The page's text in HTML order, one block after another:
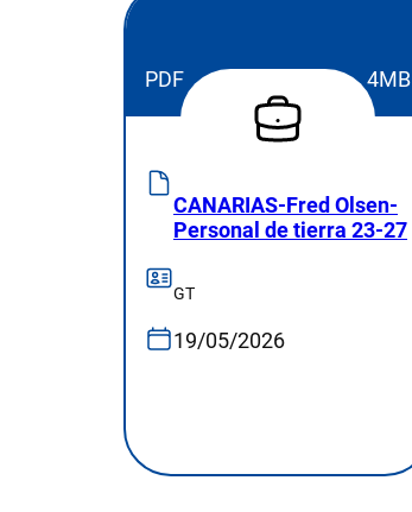
PDF 4MB
CANARIAS-Fred Olsen-
Personal de tierra 23-27
GT
19/05/2026